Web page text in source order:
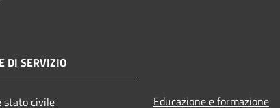
DI SERVIZIO
stato civile
Educazione e formazione